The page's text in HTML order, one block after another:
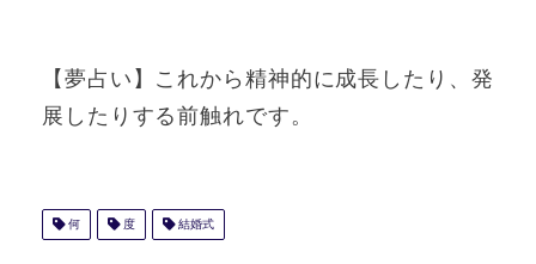
【夢占い】これから精神的に成長したり、発
展したりする前触れです。
何 度 結婚式